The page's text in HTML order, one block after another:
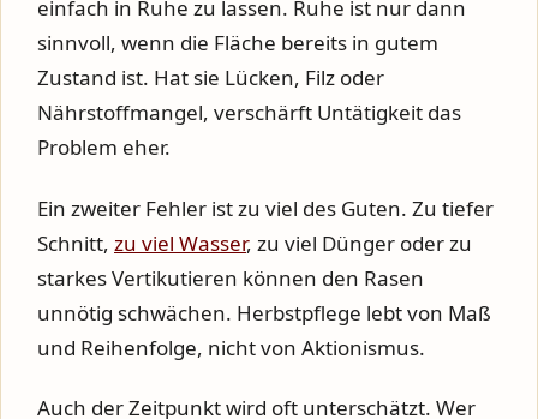
einfach in Ruhe zu lassen. Ruhe ist nur dann
sinnvoll, wenn die Fläche bereits in gutem
Zustand ist. Hat sie Lücken, Filz oder
Nährstoffmangel, verschärft Untätigkeit das
Problem eher.
Ein zweiter Fehler ist zu viel des Guten. Zu tiefer
Schnitt, zu viel Wasser, zu viel Dünger oder zu
starkes Vertikutieren können den Rasen
unnötig schwächen. Herbstpflege lebt von Maß
und Reihenfolge, nicht von Aktionismus.
Auch der Zeitpunkt wird oft unterschätzt. Wer